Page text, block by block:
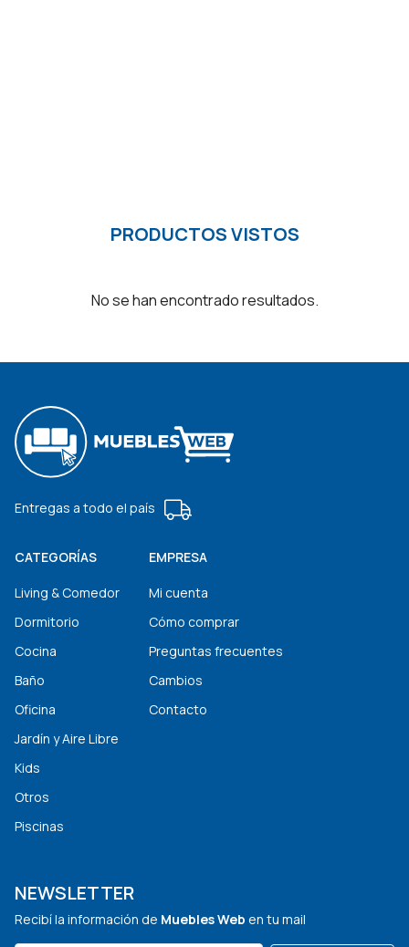
PRODUCTOS VISTOS
No se han encontrado resultados.
Entregas a todo el país
CATEGORÍAS
Living & Comedor
Dormitorio
Cocina
Baño
Oficina
Jardín y Aire Libre
Kids
Otros
Piscinas
EMPRESA
Mi cuenta
Cómo comprar
Preguntas frecuentes
Cambios
Contacto
NEWSLETTER
Recibí la información de Muebles Web en tu mail